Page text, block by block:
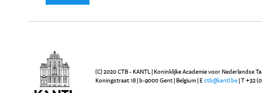
(C) 2020 CTB - KANTL | Koninklijke Academie voor Nederlandse
Koningstraat 18 | b-9000 Gent | Belgium | E ctb@kantl.be | T +32